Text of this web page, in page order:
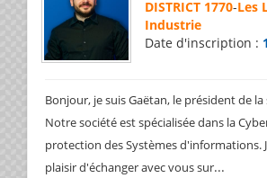
DISTRICT 1770-Les
Industrie
Date d'inscription :
Bonjour, je suis Gaëtan, le président de
Notre société est spécialisée dans la
protection des Systèmes d'informations.
plaisir d'échanger avec vous sur...